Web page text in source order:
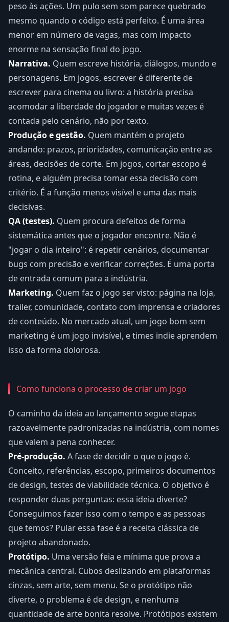
peso às ações. Um pulo sem som parece quebrado
mesmo quando o código está perfeito. É uma área
menor em número de vagas, mas com impacto
enorme na sensação final do jogo.
Narrativa. Quem escreve história, diálogos, mundo e
personagens. Em jogos, escrever é diferente de
escrever para cinema ou livro: a história precisa
acomodar a liberdade do jogador e muitas vezes é
contada pelo cenário, não por texto.
Produção e gestão. Quem mantém o projeto
andando: prazos, prioridades, comunicação entre as
áreas, decisões de corte. Em jogos, cortar escopo é
rotina, e alguém precisa tomar essa decisão com
critério. É a função menos visível e uma das mais
decisivas.
QA (testes). Quem procura defeitos de forma
sistemática antes que o jogador encontre. Não é
"jogar o dia inteiro": é repetir cenários, documentar
bugs com precisão e verificar correções. É uma porta
de entrada comum para a indústria.
Marketing. Quem faz o jogo ser visto: página na loja,
trailer, comunidade, contato com imprensa e criadores
de conteúdo. No mercado atual, um jogo bom sem
marketing é um jogo invisível, e times indie aprendem
isso da forma dolorosa.
Como funciona o processo de criar um jogo
O caminho da ideia ao lançamento segue etapas
razoavelmente padronizadas na indústria, com nomes
que valem a pena conhecer.
Pré-produção. A fase de decidir o que o jogo é.
Conceito, referências, escopo, primeiros documentos
de design, testes de viabilidade técnica. O objetivo é
responder duas perguntas: essa ideia diverte?
Conseguimos fazer isso com o tempo e as pessoas
que temos? Pular essa fase é a receita clássica de
projeto abandonado.
Protótipo. Uma versão feia e mínima que prova a
mecânica central. Cubos deslizando em plataformas
cinzas, sem arte, sem menu. Se o protótipo não
diverte, o problema é de design, e nenhuma
quantidade de arte bonita resolve. Protótipos existem